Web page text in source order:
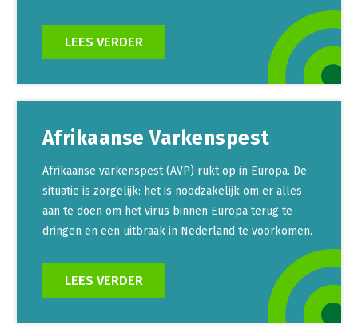
LEES VERDER
Afrikaanse Varkenspest
Afrikaanse varkenspest (AVP) rukt op in Europa. De
situatie is zorgelijk: het is noodzakelijk om er alles
aan te doen om het virus binnen Europa terug te
dringen en een uitbraak in Nederland te voorkomen.
LEES VERDER